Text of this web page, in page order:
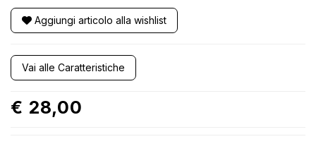
Aggiungi articolo alla wishlist
Vai alle Caratteristiche
€ 28,00